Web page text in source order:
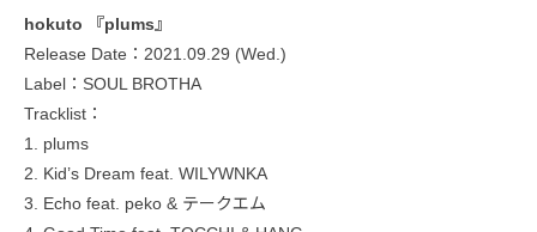
hokuto 『plums』
Release Date：2021.09.29 (Wed.)
Label：SOUL BROTHA
Tracklist：
1. plums
2. Kid’s Dream feat. WILYWNKA
3. Echo feat. peko & テークエム